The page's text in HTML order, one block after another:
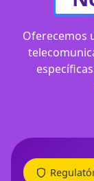
Oferecemos